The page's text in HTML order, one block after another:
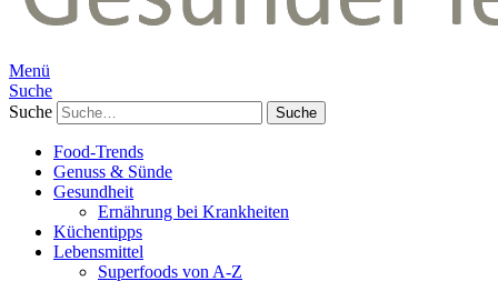
Menü
Suche
Suche
Food-Trends
Genuss & Sünde
Gesundheit
Ernährung bei Krankheiten
Küchentipps
Lebensmittel
Superfoods von A-Z